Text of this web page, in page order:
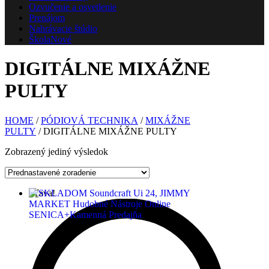
Ozvučenie a osvetlenie
Prenájom
Nahrávacie štúdio
ŠkolaNové
DIGITÁLNE MIXÁŽNE
PULTY
HOME /PÓDIOVÁ TECHNIKA /MIXÁŽNE
PULTY / DIGITÁLNE MIXÁŽNE PULTY
Zobrazený jediný výsledok
Zľava!